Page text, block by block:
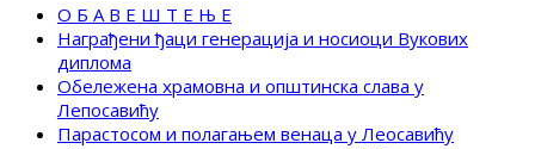
О Б А В Е Ш Т Е Њ Е
Награђени ђаци генерација и носиоци Вукових
диплома
Обележена храмовна и општинска слава у
Лепосавићу
Парастосом и полагањем венаца у Леосавићу